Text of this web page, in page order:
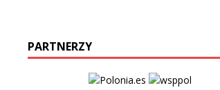
PARTNERZY